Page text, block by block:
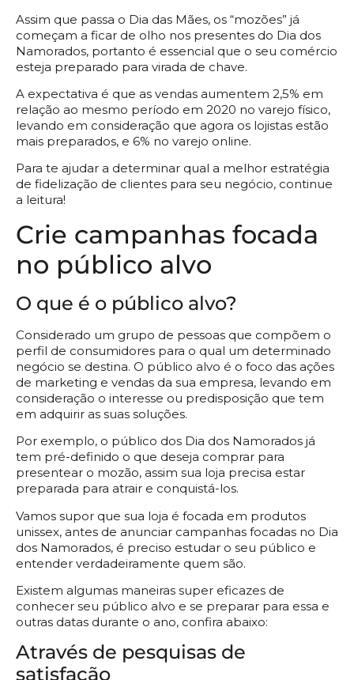
Assim que passa o Dia das Mães, os “mozões” já
começam a ficar de olho nos presentes do Dia dos
Namorados, portanto é essencial que o seu comércio
esteja preparado para virada de chave.
A expectativa é que as vendas aumentem 2,5% em
relação ao mesmo período em 2020 no varejo físico,
levando em consideração que agora os lojistas estão
mais preparados, e 6% no varejo online.
Para te ajudar a determinar qual a melhor estratégia
de fidelização de clientes para seu negócio, continue
a leitura!
Crie campanhas focada
no público alvo
O que é o público alvo?
Considerado um grupo de pessoas que compõem o
perfil de consumidores para o qual um determinado
negócio se destina. O público alvo é o foco das ações
de marketing e vendas da sua empresa, levando em
consideração o interesse ou predisposição que tem
em adquirir as suas soluções.
Por exemplo, o público dos Dia dos Namorados já
tem pré-definido o que deseja comprar para
presentear o mozão, assim sua loja precisa estar
preparada para atrair e conquistá-los.
Vamos supor que sua loja é focada em produtos
unissex, antes de anunciar campanhas focadas no Dia
dos Namorados, é preciso estudar o seu público e
entender verdadeiramente quem são.
Existem algumas maneiras super eficazes de
conhecer seu público alvo e se preparar para essa e
outras datas durante o ano, confira abaixo:
Através de pesquisas de
satisfação